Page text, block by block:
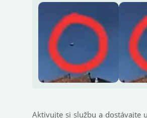
Aktivujte si službu a dostávajte